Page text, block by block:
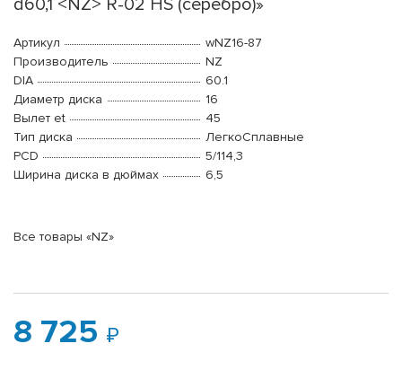
d60,1 <NZ> R-02 HS (серебро)»
Артикул
wNZ16-87
Производитель
NZ
DIA
60.1
Диаметр диска
16
Вылет et
45
Тип диска
ЛегкоСплавные
PCD
5/114,3
Ширина диска в дюймах
6,5
Все товары «NZ»
8 725